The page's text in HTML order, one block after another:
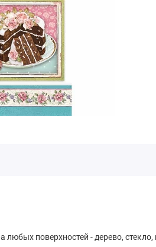
любых поверхностей - дерево,